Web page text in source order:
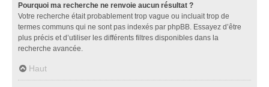
Pourquoi ma recherche ne renvoie aucun résultat ?
Votre recherche était probablement trop vague ou incluait trop de
termes communs qui ne sont pas indexés par phpBB. Essayez d’être
plus précis et d’utiliser les différents filtres disponibles dans la
recherche avancée.
Haut